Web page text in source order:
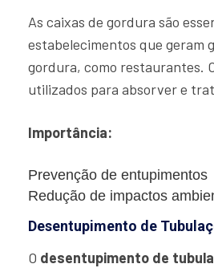
As caixas de gordura são
estabelecimentos que geram
gordura, como restaurantes.
utilizados para absorver e
Importância:
Prevenção de entupimentos
Redução de impactos
Desentupimento de
O desentupimento de